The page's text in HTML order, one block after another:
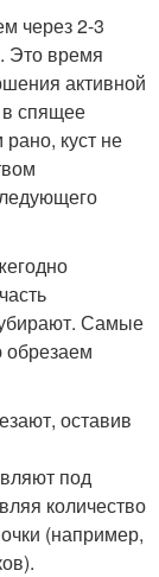
через 2-3
Это время
активной
спящее
куст не
Самые
оставив
под
количество
(например,